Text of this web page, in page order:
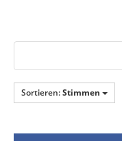
Sortieren:Stimmen